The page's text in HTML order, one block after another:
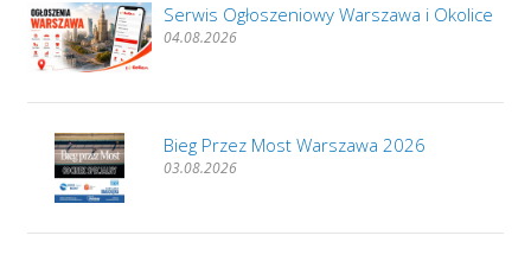
Serwis Ogłoszeniowy Warszawa i Okolice
04.08.2026
Bieg Przez Most Warszawa 2026
03.08.2026